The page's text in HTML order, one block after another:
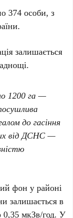
374 особи, з
залишається
1200 га —
до гасіння
від ДСНС —
фон у районі
залишається в
0,35 мкЗв/год. У